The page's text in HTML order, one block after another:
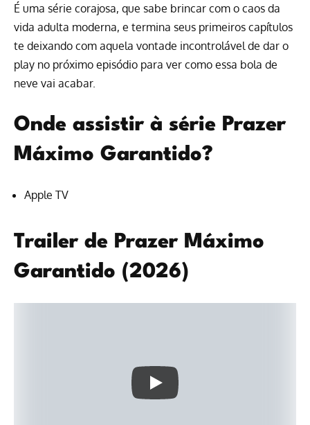
É uma série corajosa, que sabe brincar com o caos da
vida adulta moderna, e termina seus primeiros capítulos
te deixando com aquela vontade incontrolável de dar o
play no próximo episódio para ver como essa bola de
neve vai acabar.
Onde assistir à série Prazer
Máximo Garantido?
Apple TV
Trailer de Prazer Máximo
Garantido (2026)